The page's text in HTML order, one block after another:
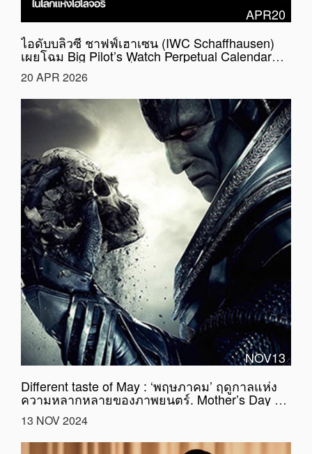
APR20
ไอดับบลิวซี ชาฟฟ์เฮาเซน (IWC Schaffhausen)
เผยโฉม Big Pilot’s Watch Perpetual Calendar
Ceralume® ผลงานที่ไม่ได้เป็นเพียงนาฬิกาข้อมือ
หากแต่เป็นบทนิยามใหม่ของ “แสง” ในโลกแห่งโฮ
โลจอรี
20 APR 2026
NOV13
Different taste of May : ‘พฤษภาคม’ ฤดูกาลแห่ง
ความหลากหลายของภาพยนตร์. Mother’s Day แม่
ก็คือแม่ #จบนะ สัมผัสความอบอุ่น(ใจ)
13 NOV 2024